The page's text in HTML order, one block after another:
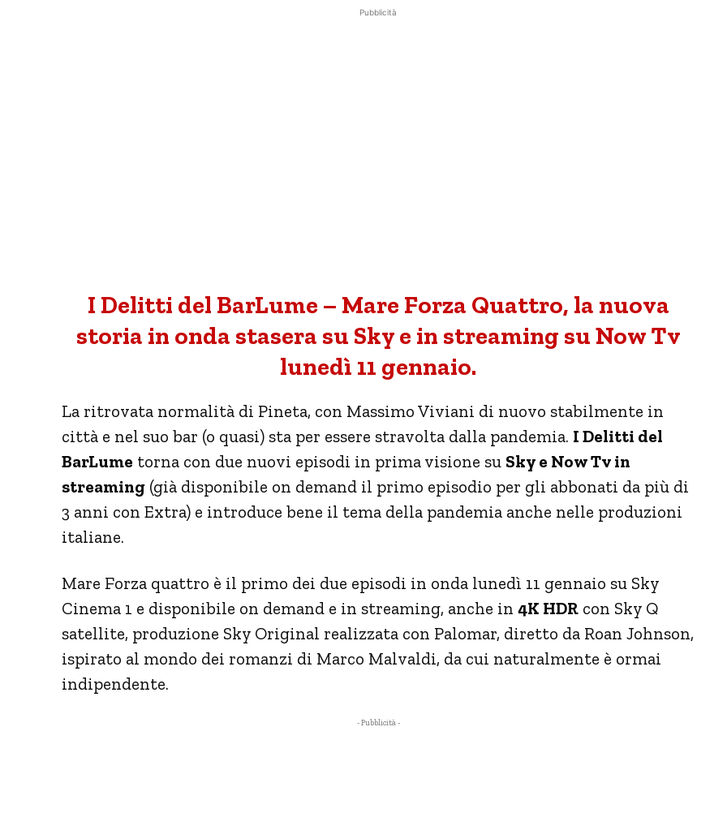
Pubblicità
I Delitti del BarLume – Mare Forza Quattro, la nuova
storia in onda stasera su Sky e in streaming su Now Tv
lunedì 11 gennaio.
La ritrovata normalità di Pineta, con Massimo Viviani di nuovo stabilmente in
città e nel suo bar (o quasi) sta per essere stravolta dalla pandemia. I Delitti del
BarLume torna con due nuovi episodi in prima visione su Sky e Now Tv in
streaming (già disponibile on demand il primo episodio per gli abbonati da più di
3 anni con Extra) e introduce bene il tema della pandemia anche nelle produzioni
italiane.
Mare Forza quattro è il primo dei due episodi in onda lunedì 11 gennaio su Sky
Cinema 1 e disponibile on demand e in streaming, anche in 4K HDR con Sky Q
satellite, produzione Sky Original realizzata con Palomar, diretto da Roan Johnson,
ispirato al mondo dei romanzi di Marco Malvaldi, da cui naturalmente è ormai
indipendente.
- Pubblicità -